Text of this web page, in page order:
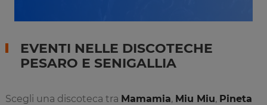
EVENTI NELLE DISCOTECHE
PESARO E SENIGALLIA
Scegli una discoteca tra Mamamia, Miu Miu, Pineta